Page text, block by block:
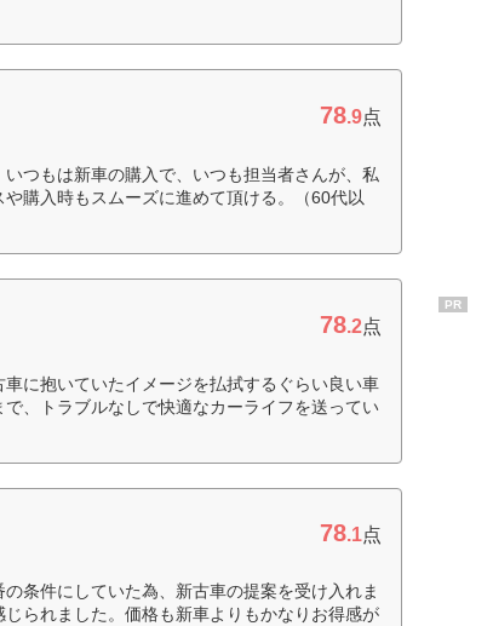
78.9点
つもは新車の購入で、いつも担当者さんが、私
購入時もスムーズに進めて頂ける。（60代以
78.2点
に抱いていたイメージを払拭するぐらい良い車
、トラブルなしで快適なカーライフを送ってい
78.1点
条件にしていた為、新古車の提案を受け入れま
られました。価格も新車よりもかなりお得感が
PR